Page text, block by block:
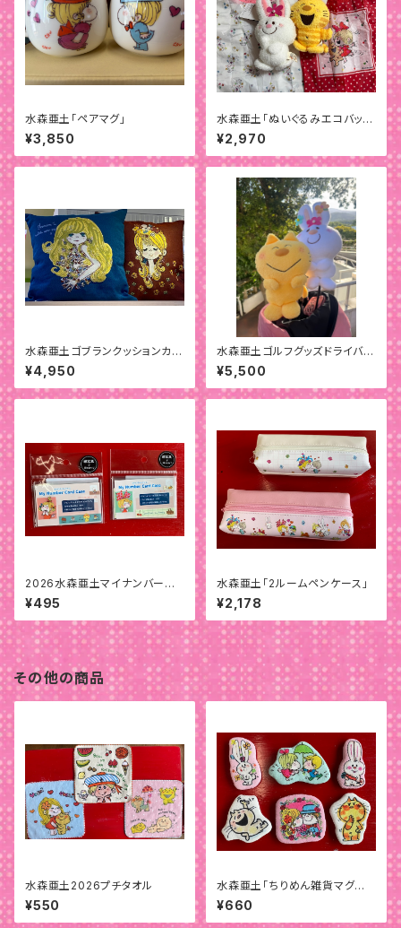
水森亜土「ペアマグ」
¥3,850
水森亜土「ぬいぐるみエコバッ
グ」
¥2,970
水森亜土ゴブランクッションカバ
ー
¥4,950
水森亜土ゴルフグッズドライバー
用ヘッドカバー
¥5,500
2026水森亜土マイナンバーカ
ードケース
¥495
水森亜土「2ルームペンケース」
¥2,178
その他の商品
水森亜土2026プチタオル
¥550
水森亜土「ちりめん雑貨マグネッ
ト」
¥660